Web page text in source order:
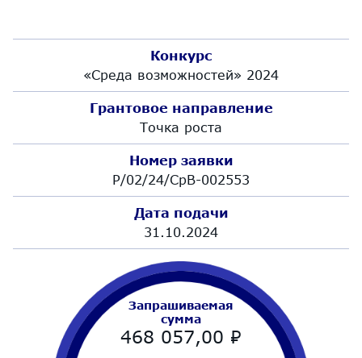
Конкурс
«Среда возможностей» 2024
Грантовое направление
Точка роста
Номер заявки
Р/02/24/СрВ-002553
Дата подачи
31.10.2024
Запрашиваемая
сумма
468 057,00 ₽